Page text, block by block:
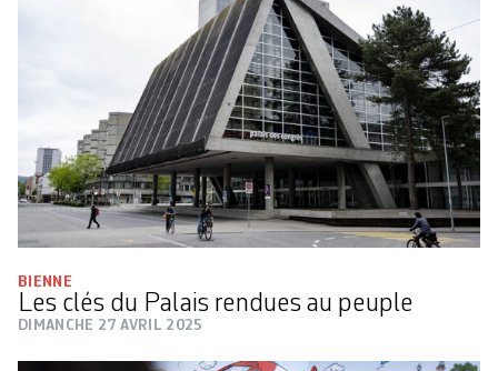
BIENNE
Les clés du Palais rendues au peuple
DIMANCHE 27 AVRIL 2025